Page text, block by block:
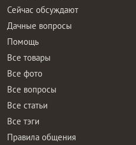
Сейчас обсуждают
Дачные вопросы
Помощь
Все товары
Все фото
Все вопросы
Все статьи
Все тэги
Правила общения